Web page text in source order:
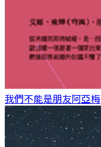
我們不能是朋友阿亞梅